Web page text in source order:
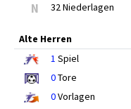
N 32 Niederlagen
Alte Herren
1 Spiel
0Tore
0Vorlagen